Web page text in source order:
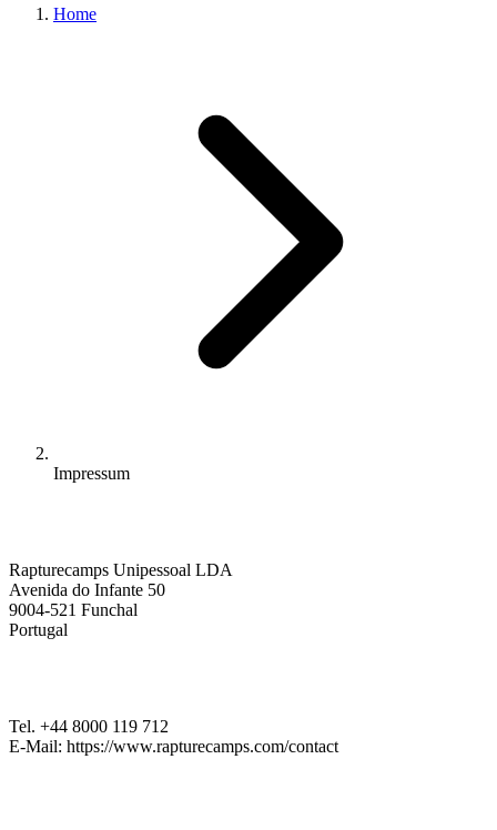
Home
Impressum
Rapturecamps Unipessoal LDA
Avenida do Infante 50
9004-521 Funchal
Portugal
Tel. +44 8000 119 712
E-Mail: https://www.rapturecamps.com/contact